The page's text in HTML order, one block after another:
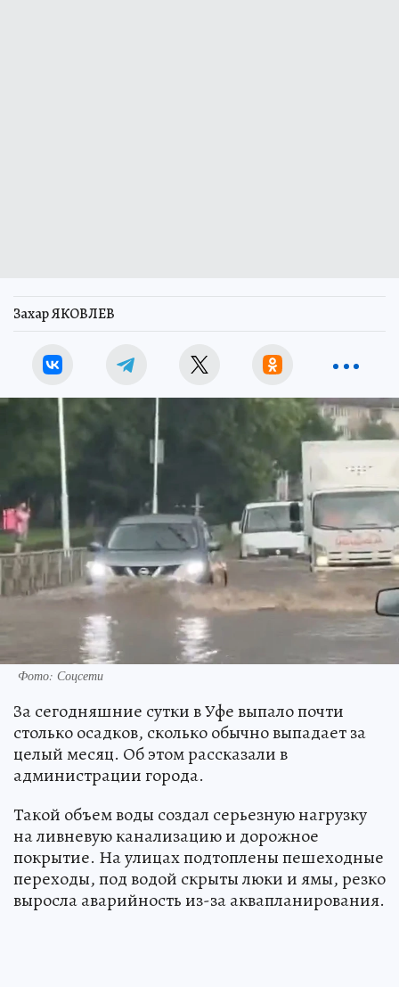
Захар ЯКОВЛЕВ
Фото: Соцсети
За сегодняшние сутки в Уфе выпало почти
столько осадков, сколько обычно выпадает за
целый месяц. Об этом рассказали в
администрации города.
Такой объем воды создал серьезную нагрузку
на ливневую канализацию и дорожное
покрытие. На улицах подтоплены пешеходные
переходы, под водой скрыты люки и ямы, резко
выросла аварийность из-за аквапланирования.